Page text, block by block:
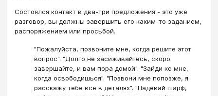
Состоялся контакт в два-три предложения - это уже
разговор, вы должны завершить его каким-то заданием,
распоряжением или просьбой.
"Пожалуйста, позвоните мне, когда решите этот
вопрос". "Долго не засиживайтесь, скоро
завершайте, и вам пора домой". "Зайди ко мне,
когда освободишься". "Позвони мне попозже, я
расскажу тебе все в деталях". "Надевай шарф,